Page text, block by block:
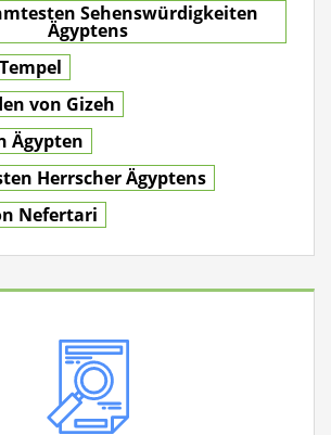
Sehenswürdigkeiten
Ägyptens
von Gizeh
Ägypten
Herrscher Ägyptens
Nefertari